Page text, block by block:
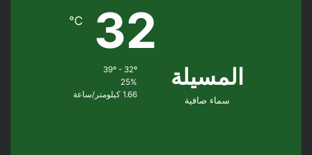
المسيلة
سماء صافية
32
℃
39º - 32º
25%
1.66 كيلومتر/ساعة